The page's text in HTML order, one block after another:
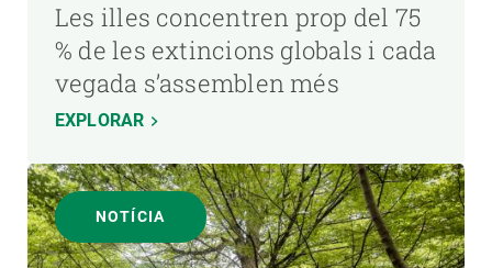
Les illes concentren prop del 75
% de les extincions globals i cada
vegada s’assemblen més
EXPLORAR
NOTÍCIA